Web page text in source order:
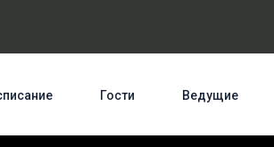
Гости Ведущие